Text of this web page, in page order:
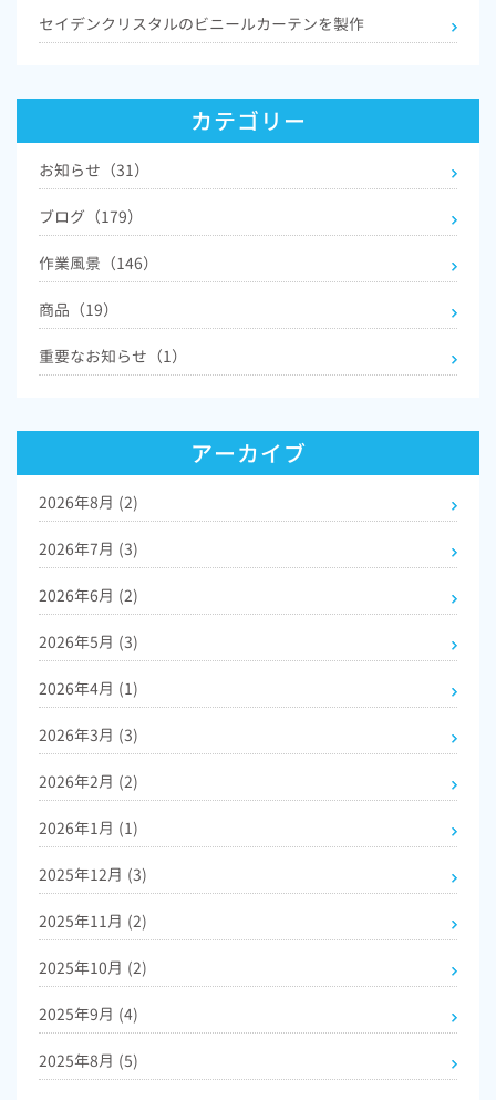
セイデンクリスタルのビニールカーテンを製作
カテゴリー
お知らせ（31）
ブログ（179）
作業風景（146）
商品（19）
重要なお知らせ（1）
アーカイブ
2026年8月 (2)
2026年7月 (3)
2026年6月 (2)
2026年5月 (3)
2026年4月 (1)
2026年3月 (3)
2026年2月 (2)
2026年1月 (1)
2025年12月 (3)
2025年11月 (2)
2025年10月 (2)
2025年9月 (4)
2025年8月 (5)